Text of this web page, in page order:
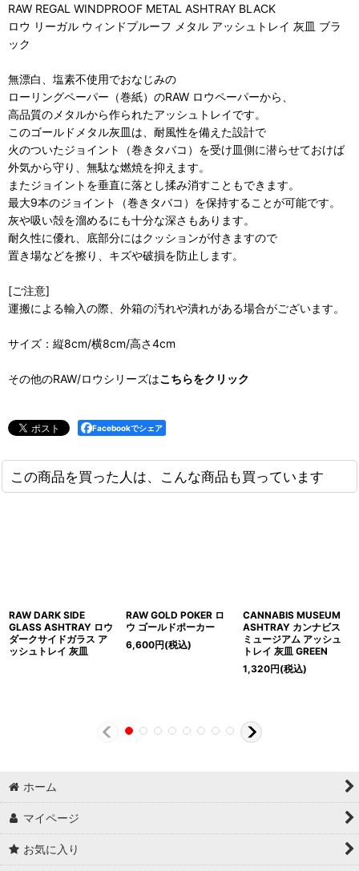
RAW REGAL WINDPROOF METAL ASHTRAY BLACK
ロウ リーガル ウィンドプルーフ メタル アッシュトレイ 灰皿 ブラ
ック
無漂白、塩素不使用でおなじみの
ローリングペーパー（巻紙）のRAW ロウペーパーから、
高品質のメタルから作られたアッシュトレイです。
このゴールドメタル灰皿は、耐風性を備えた設計で
火のついたジョイント（巻きタバコ）を受け皿側に潜らせておけば
外気から守り、無駄な燃焼を抑えます。
またジョイントを垂直に落とし揉み消すこともできます。
最大9本のジョイント（巻きタバコ）を保持することが可能です。
灰や吸い殻を溜めるにも十分な深さもあります。
耐久性に優れ、底部分にはクッションが付きますので
置き場などを擦り、キズや破損を防止します。
[ご注意]
運搬による輸入の際、外箱の汚れや潰れがある場合がございます。
サイズ：縦8cm/横8cm/高さ4cm
その他のRAW/ロウシリーズはこちらをクリック
Facebookでシェア
この商品を買った人は、こんな商品も買っています
RAW DARK SIDE
GLASS ASHTRAY ロウ
ダークサイドガラス ア
ッシュトレイ 灰皿
RAW GOLD POKER ロ
ウ ゴールドポーカー
6,600円(税込)
CANNABIS MUSEUM
ASHTRAY カンナビス
ミュージアム アッシュ
トレイ 灰皿 GREEN
1,320円(税込)
ホーム
マイページ
お気に入り